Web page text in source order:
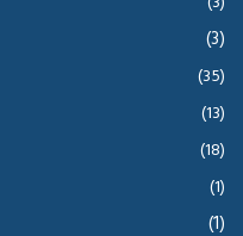
(3)
(35)
(13)
(18)
(1)
(1)